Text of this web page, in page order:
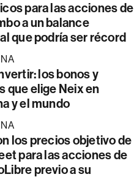
para las acciones de
a un balance
que podría ser récord
los bonos y
que elige Neix en
y el mundo
los precios objetivo de
para las acciones de
previo a su